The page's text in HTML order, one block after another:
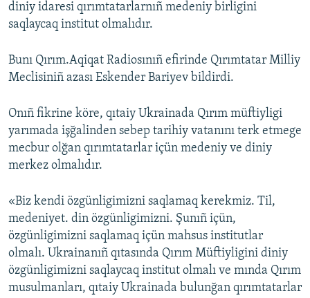
diniy idaresi qırımtatarlarnıñ medeniy birligini
saqlaycaq institut olmalıdır.
Bunı Qırım.Aqiqat Radiosınıñ efirinde Qırımtatar Milliy
Meclisiniñ azası Eskender Bariyev bildirdi.
Onıñ fikrine köre, qıtaiy Ukrainada Qırım müftiyligi
yarımada işğalinden sebep tarihiy vatanını terk etmege
mecbur olğan qırımtatarlar içün medeniy ve diniy
merkez olmalıdır.
«Biz kendi özgünligimizni saqlamaq kerekmiz. Til,
medeniyet. din özgünligimizni. Şunıñ içün,
özgünligimizni saqlamaq içün mahsus institutlar
olmalı. Ukrainanıñ qıtasında Qırım Müftiyligini diniy
özgünligimizni saqlaycaq institut olmalı ve mında Qırım
musulmanları, qıtaiy Ukrainada bulunğan qırımtatarlar